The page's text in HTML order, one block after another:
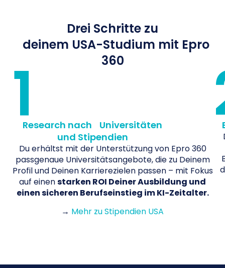
Drei Schritte zu
deinem USA-Studium mit Epro
360
1Research nach Universitäten
und Stipendien
Du erhältst mit der Unterstützung von Epro 360
passgenaue Universitätsangebote, die zu Deinem
Profil und Deinen Karrierezielen passen – mit Fokus
auf einenstarken ROI Deiner Ausbildung und
einen sicheren Berufseinstieg im KI-Zeitalter.
→ Mehr zu Stipendien USA